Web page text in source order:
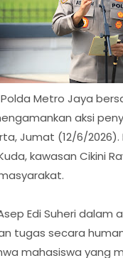
Metro Jaya
aksi
Jumat (12/6/
Kuda, kawasan Cikini
Edi Suheri
tugas secara
mahasiswa yang